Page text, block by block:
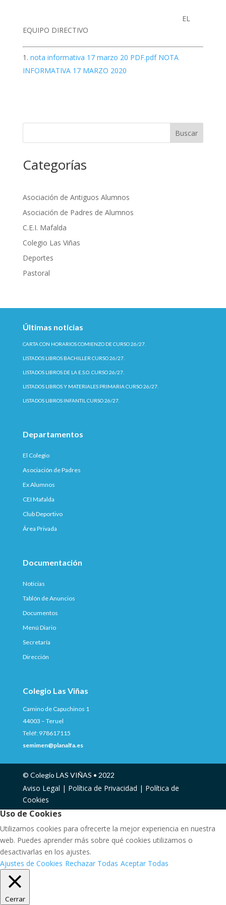
EL
EQUIPO DIRECTIVO
nota informativa 17 marzo 20 PDF.pdf NOTA
INFORMATIVA 17 MARZO 2020
Buscar
Categorías
Asociación de Antiguos Alumnos
Asociación de Padres de Alumnos
C.E.I. Mafalda
Colegio Las Viñas
Deportes
Pastoral
Últimas noticias
CARTA CON HORARIOS COMIENZO DE CURSO 26/27.
LISTADOS LIBROS BACHILLER CURSO 26/27.
LISTADOS LIBROS DE LA E.S.O. CURSO 26/27.
LISTADOS LIBROS Y MATERIALES PRIMARIA CURSO 26/27.
LISTADOS LIBROS INFANTIL CURSO 26/27.
Departamentos
El Colegio
Asociación de Padres
Ex Alumnos
CEI Mafalda
Club Deportivo
Área Privada
Documentación
Noticias
Tablón de Anuncios
Documentos
Menú Diario
Secretaría
Dirección
Colegio Las Viñas
Camino de Capuchinos 1
44003 – Teruel
Teléf: 978617115
semimen@planalfa.es
© Colegio LAS VIÑAS • 2022
Aviso Legal | Política de Privacidad | Política de
Cookies
Uso de Cookies
Utilizamos cookies para ofrecerte la mejor experiencia en nuestra
web. Puedes aprender más sobre qué cookies utilizamos o
desactivarlas en los ajustes.
Ajustes de Cookies Rechazar Todas Aceptar Todas
Cerrar